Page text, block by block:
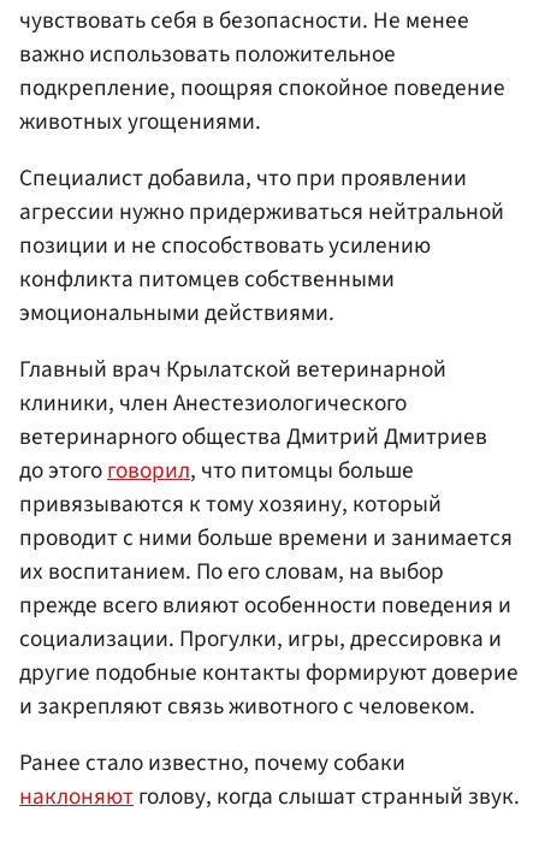
чувствовать себя в безопасности. Не менее
важно использовать положительное
подкрепление, поощряя спокойное поведение
животных угощениями.
Специалист добавила, что при проявлении
агрессии нужно придерживаться нейтральной
позиции и не способствовать усилению
конфликта питомцев собственными
эмоциональными действиями.
Главный врач Крылатской ветеринарной
клиники, член Анестезиологического
ветеринарного общества Дмитрий Дмитриев
до этогоговорил, что питомцы больше
привязываются к тому хозяину, который
проводит с ними больше времени и занимается
их воспитанием. По его словам, на выбор
прежде всего влияют особенности поведения и
социализации. Прогулки, игры, дрессировка и
другие подобные контакты формируют доверие
и закрепляют связь животного с человеком.
Ранее стало известно, почему собаки
наклоняютголову, когда слышат странный звук.